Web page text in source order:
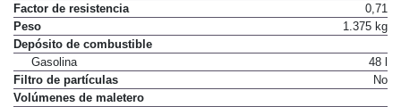
Factor de resistencia
0,71
Peso
1.375 kg
Depósito de combustible
Gasolina
48 l
Filtro de partículas
No
Volúmenes de maletero